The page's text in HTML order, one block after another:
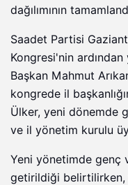
dağılımının
Saadet Partisi
Kongresi'nin
Başkan Mahmut
kongrede il
Ülker, yeni dönemde
ve il yönetim kurulu
Yeni yönetimde genç
getirildiği belirtilirken,